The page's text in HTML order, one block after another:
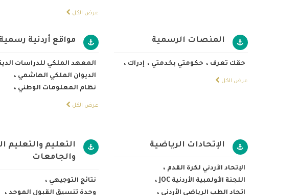
عرض الكل
المنصات الرسمية
حقك تعرف ، حكومتي بخدمتي ، إدراك ،
عرض الكل
مواقع أردنية
المعهد الملكي للدراسات
الديوان الملكي الهاشمي ،
نظام المعلومات الوطني ،
عرض الكل
الإتحادات الرياضية
الإتحاد الأردني لكرة القدم ،
اللجنة الأولمبية الأردنية JOC
،
اتحاد الطب الرياضي الأردني ،
التعليم والتعليم
والجامعات
نتائج التوجيهي ،
وحدة تنسيق القبول الموحد ،